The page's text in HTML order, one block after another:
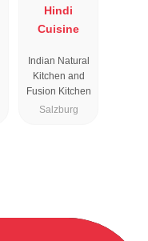
Hindi
Cuisine
Indian Natural
Kitchen and
Fusion Kitchen
Salzburg